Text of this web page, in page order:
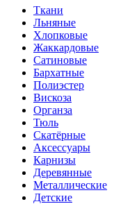
Ткани
Льняные
Хлопковые
Жаккардовые
Сатиновые
Бархатные
Полиэстер
Вискоза
Органза
Тюль
Скатёрные
Аксессуары
Карнизы
Деревянные
Металлические
Детские